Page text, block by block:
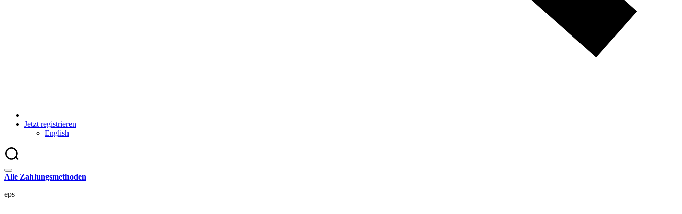
Jetzt registrieren
English
Alle Zahlungsmethoden
eps